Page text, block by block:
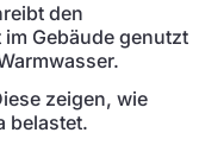
den
Gebäude genutzt
zeigen, wie
belastet.